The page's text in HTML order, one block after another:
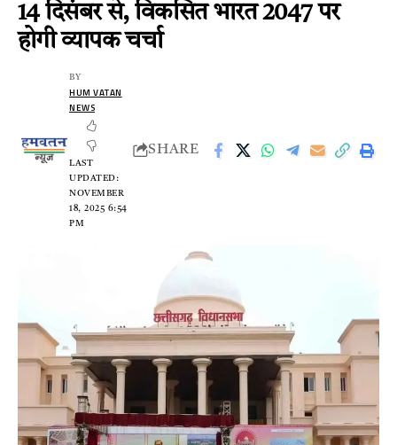
14 दिसंबर से, विकसित भारत 2047 पर
होगी व्यापक चर्चा
LAST
UPDATED:
NOVEMBER
18, 2025 6:54
PM
BY
HUM VATAN
NEWS
SHARE